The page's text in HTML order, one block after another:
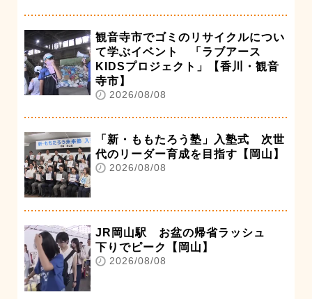
観音寺市でゴミのリサイクルについ
て学ぶイベント 「ラブアース
KIDSプロジェクト」【香川・観音
寺市】
2026/08/08
「新・ももたろう塾」入塾式 次世
代のリーダー育成を目指す【岡山】
2026/08/08
JR岡山駅 お盆の帰省ラッシュ
下りでピーク【岡山】
2026/08/08